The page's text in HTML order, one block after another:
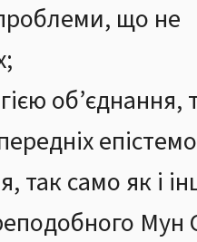
що не
об’єднання,
само як і
Мун